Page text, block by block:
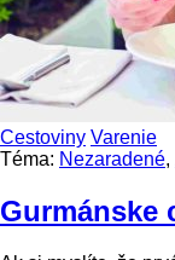
Cestoviny Varenie
Téma: Nezaradené,
Gurmánske